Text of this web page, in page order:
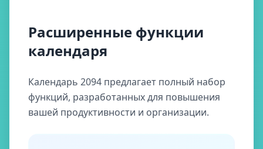
Расширенные функции
календаря
Календарь 2094 предлагает полный набор
функций, разработанных для повышения
вашей продуктивности и организации.